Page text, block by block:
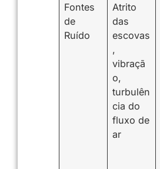
Fontes
de
Ruído
Atrito
das
escovas
,
vibraçã
o,
turbulên
cia do
fluxo de
ar